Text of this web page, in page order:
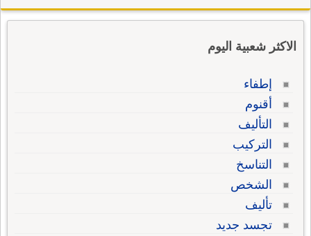
الاكثر شعبية اليوم
إطفاء
أقنوم
التأليف
التركيب
التناسخ
الشخص
تأليف
تجسد جديد